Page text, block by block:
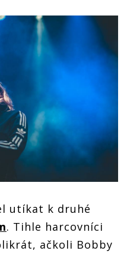
utíkat k druhé
. Tihle harcovníci
ačkoli Bobby